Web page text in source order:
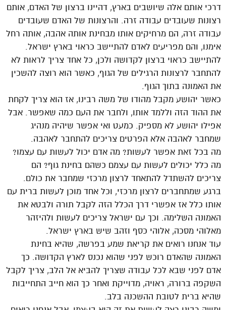
דרכי אותם אלה שיושבים בארץ, דהיינו ברצון של האדם, אותם
רצונות שעובדים עבודה זרה. והרצונות של האדם שעובדים
עבודה זרה, הם מרחיקים אותו מבחינת אותה אהבה, אותה רחל
אימנו, והם מפריעים לאדם להתיישב כראוי בארץ ישראל.
להתיישב כראוי ברצון לקדושה ולכן, כל אחד צריך לראות לא
להתחבר לרצונות הרגילים של הגוף, כאשר הוא רוצה להשכין
את האמונה בתוך הגוף.
כאשר יהושע מקבל מהודו של משה רבינו, אז הוא צריך לקחת
את ההוד הזה וללמד אותו, ולחבר את העם כמה שאפשר. אבל
אפילו יהושע לא מספיק. כמעט ואי אפשר שיהיה מנהיג
שמחבר לאהבה אלא הפרטים צריכים להתחבר לאהבה.
מה בכל זאת אפשר לעשות? מה אדם יכול לעשות עם עצמו?
מה כלל יכולים לעשות עם עצמם כשהם בחינת גוף? הם
צריכים להשתדל להתאחד לרצון מרכזי שמחבר את כולם.
ברגע שמתחברים לרצון מרכזי, וכל אחד מוכן לעשות ברית עם
אותו כלל אז אפשרי דרך הכלל הזה לקבל תורה ולבטא את
האמונה השלימה. וכך עם ישראל צריכים לעשות ולהיזהר
מאלוהי מסכה, אלוהי כסף וזהב שיש בארץ ישראל.
עוד אנחנו רואים את קריאת שמע בפרשה, שהיא בחינת
האמונה שהאדם רוכש לפני שהוא נכנס לארץ הקדושה. כך
אדם לפני שבא לכל עבודה שצריך להביא אל הלב, צריך לקבל
השקפה ברורה, ראויה, מדוייקת ואחר כך הוא חייב התחייבות
שהיא ברית לטובת ההשכנה בלב.